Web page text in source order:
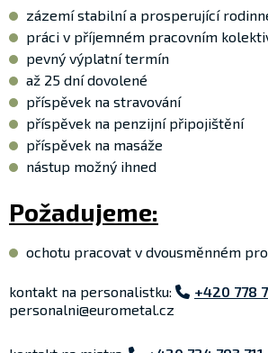
zázemí stabilní a prosperující
práci v příjemném pracovním
pevný výplatní termín
až 25 dní dovolené
příspěvek na stravování
příspěvek na penzijní připojištění
příspěvek na masáže
nástup možný ihned
Požadujeme:
ochotu pracovat v dvousměnném
kontakt na personalistku: +420 778
personalni@eurometal.cz